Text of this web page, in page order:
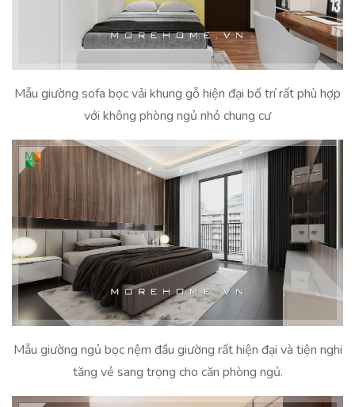
Mẫu giường sofa bọc vải khung gỗ hiện đại bố trí rất phù hợp
với không phòng ngủ nhỏ chung cư
Mẫu giường ngủ bọc nệm đầu giường rất hiện đại và tiện nghi
tăng vẻ sang trọng cho căn phòng ngủ.